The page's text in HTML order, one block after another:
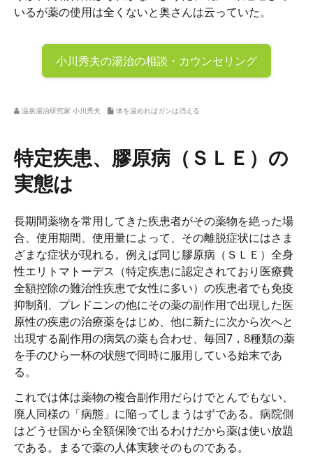
いるが薬の使用は全くないと奥さんは云っていた。
小川秀夫の湯治の相談・カウンセリング
温泉湯治研究家 小川秀夫 体を温めればガンは消える
特定疾患、膠原病（ＳＬＥ）の
実態は
長期間薬物を常用してきた疾患者がその薬物を絶った場
合、使用期間、使用量によって、その離脱症状にはさま
ざまな症状が現れる。例えば同じ膠原病（ＳＬＥ）全身
性エリトマトーデス（特定疾患に認定されており医療費
全額控除の難治性疾患で女性に多い）の疾患者でも免疫
抑制剤、プレドニンの他にその薬の副作用で出現した医
原性の疾患の治療薬をはじめ、他に新たに次から次へと
出現する副作用の病気の薬も合わせ、毎回7，8種類の薬
を手のひら一杯の状態で同時に服用している始末であ
る。
これでは体は薬物の複合副作用だらけでとんでもない、
廃人同様の「病態」に陥ってしまうはずである。病院側
はどうせ国から全額保険で出るわけだから薬は使い放題
である。まるで薬の人体実験そのものである。